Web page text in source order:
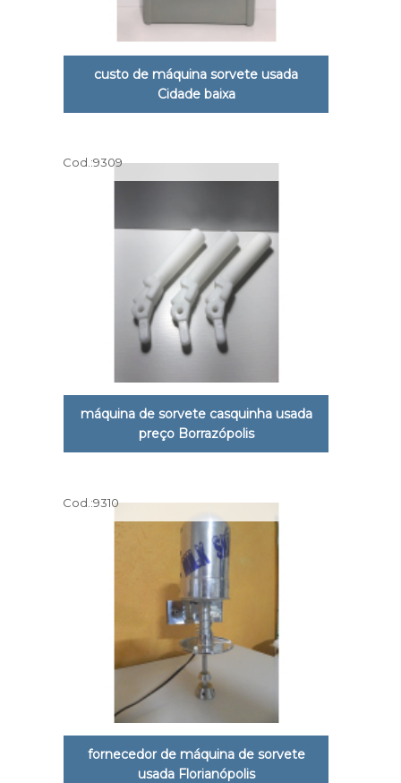
custo de máquina sorvete usada
Cidade baixa
Cod.:9309
máquina de sorvete casquinha usada
preço Borrazópolis
Cod.:9310
fornecedor de máquina de sorvete
usada Florianópolis